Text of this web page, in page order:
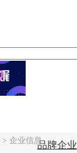
品牌企业
> 企业信息